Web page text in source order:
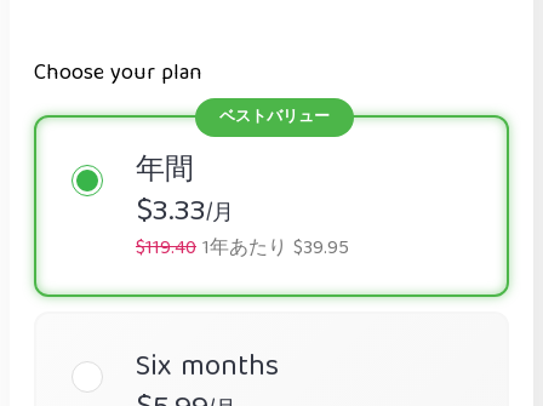
Choose your plan
年間
$3.33/月
$119.401年あたり $39.95
Six months